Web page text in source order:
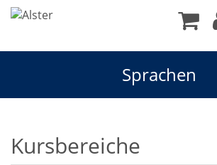
Sprachen
Sprachen
Kursbereiche